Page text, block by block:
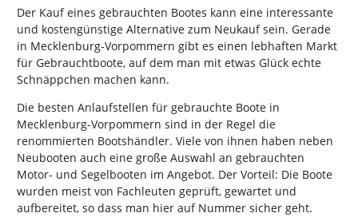
Der Kauf eines gebrauchten Bootes kann eine interessante
und kostengünstige Alternative zum Neukauf sein. Gerade
in Mecklenburg-Vorpommern gibt es einen lebhaften Markt
für Gebrauchtboote, auf dem man mit etwas Glück echte
Schnäppchen machen kann.
Die besten Anlaufstellen für gebrauchte Boote in
Mecklenburg-Vorpommern sind in der Regel die
renommierten Bootshändler. Viele von ihnen haben neben
Neubooten auch eine große Auswahl an gebrauchten
Motor- und Segelbooten im Angebot. Der Vorteil: Die Boote
wurden meist von Fachleuten geprüft, gewartet und
aufbereitet, so dass man hier auf Nummer sicher geht.